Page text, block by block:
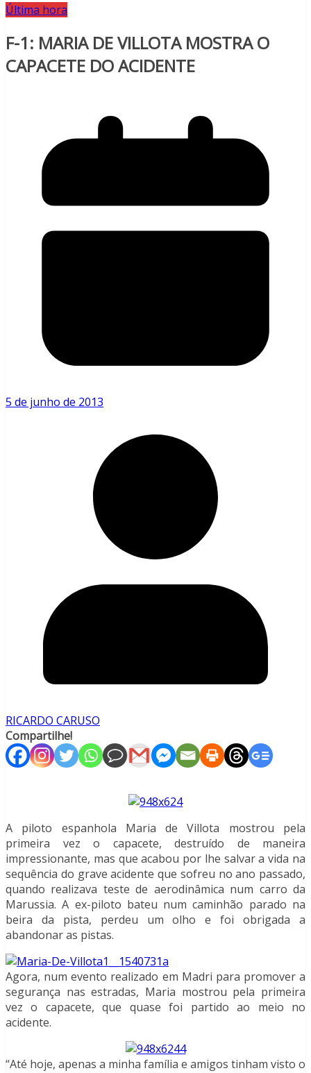
Última hora
F-1: MARIA DE VILLOTA MOSTRA O
CAPACETE DO ACIDENTE
5 de junho de 2013
RICARDO CARUSO
Compartilhe!
A piloto espanhola Maria de Villota mostrou pela
primeira vez o capacete, destruído de maneira
impressionante, mas que acabou por lhe salvar a vida na
sequência do grave acidente que sofreu no ano passado,
quando realizava teste de aerodinâmica num carro da
Marussia. A ex-piloto bateu num caminhão parado na
beira da pista, perdeu um olho e foi obrigada a
abandonar as pistas.
Agora, num evento realizado em Madri para promover a
segurança nas estradas, Maria mostrou pela primeira
vez o capacete, que quase foi partido ao meio no
acidente.
“Até hoje, apenas a minha família e amigos tinham visto o